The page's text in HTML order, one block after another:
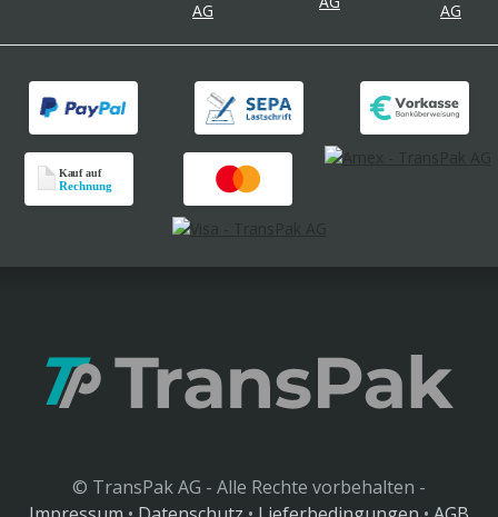
© TransPak AG - Alle Rechte vorbehalten -